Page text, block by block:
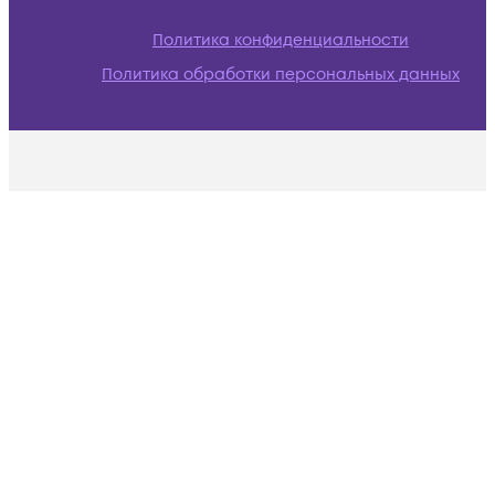
Политика конфиденциальности
Политика обработки персональных данных